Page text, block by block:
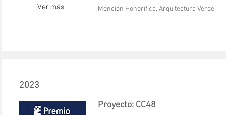
Ver más Mención Honorífica, Arquitectura Verde
2023
Proyecto: CC48